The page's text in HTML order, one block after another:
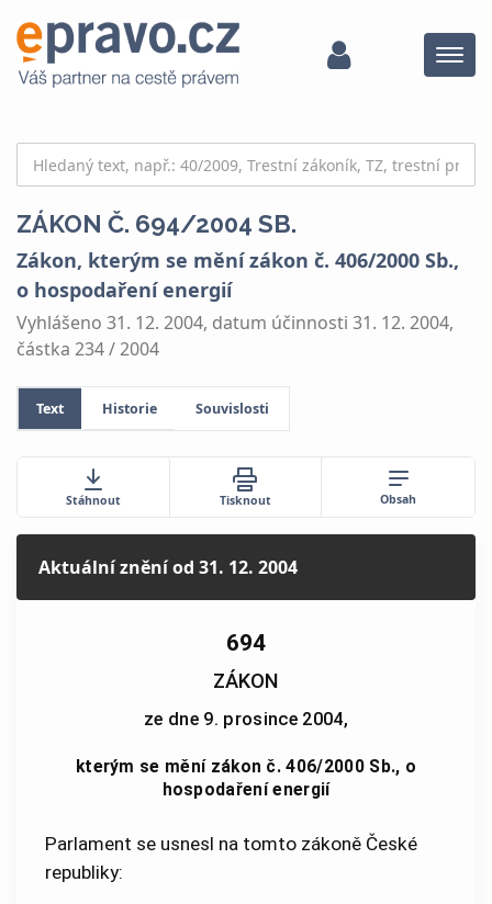
Menu
ZÁKON Č. 694/2004 SB.
Zákon, kterým se mění zákon č. 406/2000 Sb.,
o hospodaření energií
Vyhlášeno 31. 12. 2004, datum účinnosti 31. 12. 2004,
částka 234 / 2004
Text Historie Souvislosti
Stáhnout Tisknout Obsah
Aktuální zněníod 31. 12. 2004
694
ZÁKON
ze dne 9. prosince 2004,
kterým se mění zákon č. 406/2000 Sb., o
hospodaření energií
Parlament se usnesl na tomto zákoně České
republiky: